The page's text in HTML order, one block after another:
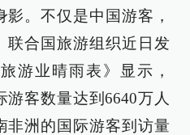
。不仅是中国游客，
联合国旅游组织近日发
游业晴雨表》显示，
游客数量达到6640万人
非洲的国际游客到访量